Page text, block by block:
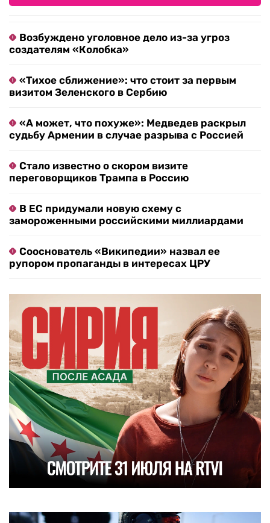
Возбуждено уголовное дело из-за угроз
создателям «Колобка»
«Тихое сближение»: что стоит за первым
визитом Зеленского в Сербию
«А может, что похуже»: Медведев раскрыл
судьбу Армении в случае разрыва с Россией
Стало известно о скором визите
переговорщиков Трампа в Россию
В ЕС придумали новую схему с
замороженными российскими миллиардами
Сооснователь «Википедии» назвал ее
рупором пропаганды в интересах ЦРУ